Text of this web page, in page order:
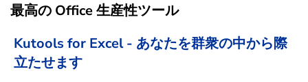
最高の Office 生産性ツール
Kutools for Excel - あなたを群衆の中から際
立たせます